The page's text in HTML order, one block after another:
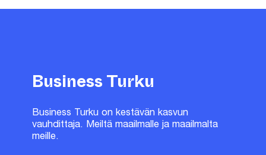
Business Turku
Business Turku on kestävän kasvun
vauhdittaja. Meiltä maailmalle ja maailmalta
meille.